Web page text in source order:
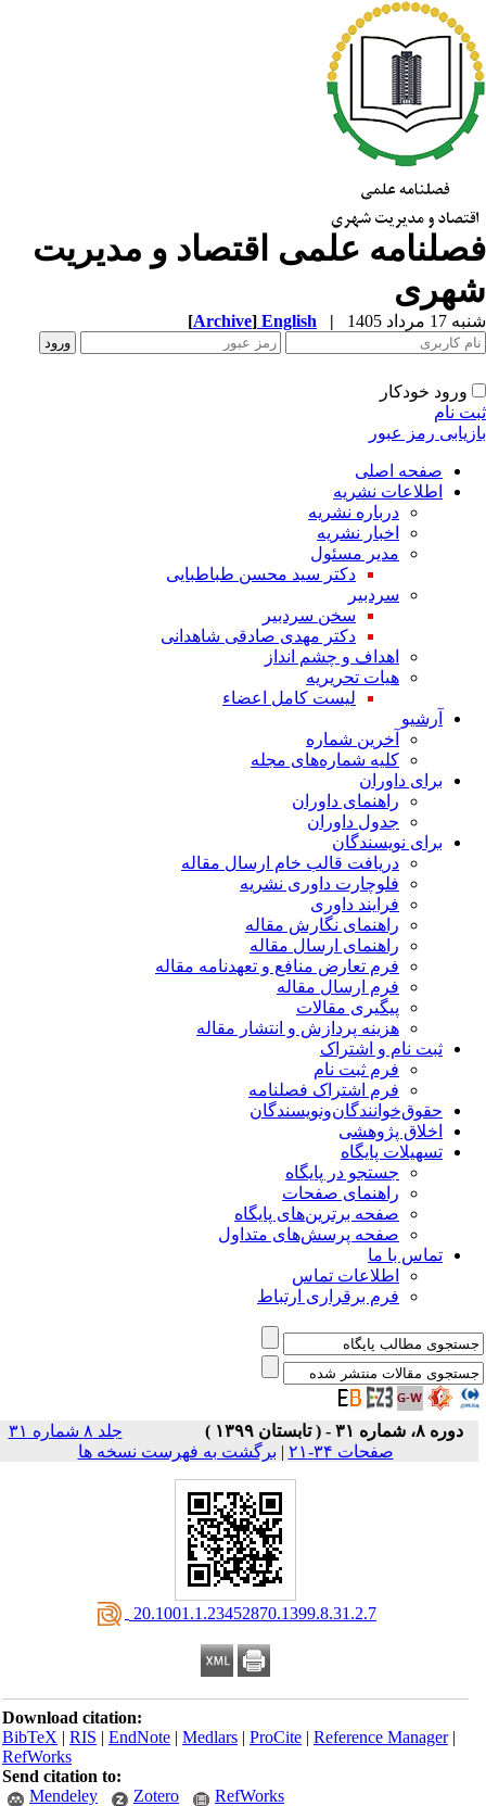
علمی اقتصاد و مدیریت
مرداد 1405 |
English
[Archive]
ورود خودکار
نام
رمز عبور
صفحه اصلی
اطلاعات نشریه
درباره نشریه
اخبار نشریه
مدیر مسئول
دکتر سید محسن طباطبایی
سردبیر
سخن سردبیر
دکتر مهدی صادقی شاهدانی
اهداف و چشم انداز
هیات تحریریه
لیست کامل اعضاء
آرشیو
آخرین شماره
کلیه شماره‌های مجله
برای داوران
راهنمای داوران
جدول داوران
برای نویسندگان
دریافت قالب خام ارسال مقاله
فلوچارت داوری نشریه
فرایند داوری
راهنمای نگارش مقاله
راهنمای ارسال مقاله
فرم تعارض منافع و تعهدنامه مقاله
فرم ارسال مقاله
پیگیری مقالات
هزینه پردازش و انتشار مقاله
ثبت نام و اشتراک
فرم ثبت نام
فرم اشتراک فصلنامه
حقوق‌خوانندگان‌و‌نویسندگان
اخلاق پژوهشی
تسهیلات پایگاه
جستجو در پایگاه
راهنمای صفحات
صفحه برترین‌های پایگاه
صفحه پرسش‌های متداول
تماس با ما
اطلاعات تماس
فرم برقراری ارتباط
دوره ۸، شماره ۳۱ - ( تابستان ۱۳۹۹ )
جلد ۸ شماره ۳۱
صفحات ۳۴-۲۱
|برگشت به فهرست نسخه ها
‎ 20.1001.1.23452870.1399.8.31.2.7
Download citation:
BibTeX|RIS|EndNote|Medlars|ProCite|Reference Manager
RefWorks
Send citation to:
Mendeley
Zotero RefWorks